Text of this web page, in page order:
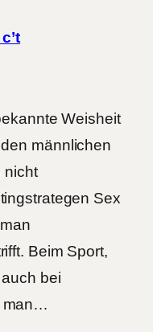
Weisheit
männlichen
nicht
Sex
Beim Sport,
bei
man…